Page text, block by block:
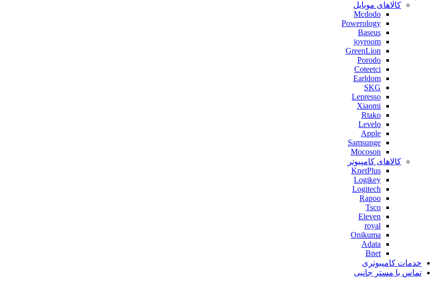
کالاهای موبایل
Mcdodo
Powerology
Baseus
joyroom
GreenLion
Porodo
Coteetci
Earldom
SKG
Lepresso
Xiaomi
Rtako
Levelo
Apple
Samsunge
Mocoson
کالاهای کامپیوتر
KnetPlus
Logikey
Logitech
Rapoo
Tsco
Eleven
royal
Onikuma
Adata
Bnet
خدمات کامپیوتری
تماس با مستر جانبی